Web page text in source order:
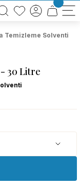
BEDAVA!
REFERANSI
Temizleme Solventi
30 Litre